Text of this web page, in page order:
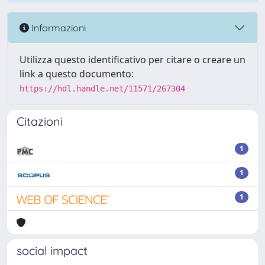
Informazioni
Utilizza questo identificativo per citare o creare un
link a questo documento:
https://hdl.handle.net/11571/267304
Citazioni
1
1
1
social impact